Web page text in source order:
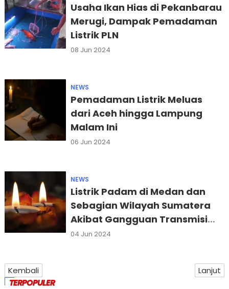
Usaha Ikan Hias di Pekanbarau
Merugi, Dampak Pemadaman
Listrik PLN
08 Jun 2024
NEWS
Pemadaman Listrik Meluas
dari Aceh hingga Lampung
Malam Ini
06 Jun 2024
NEWS
Listrik Padam di Medan dan
Sebagian Wilayah Sumatera
Akibat Gangguan Transmisi
SUTT 275 kV Linggau-Lahat
04 Jun 2024
Kembali Lanjut
TERPOPULER